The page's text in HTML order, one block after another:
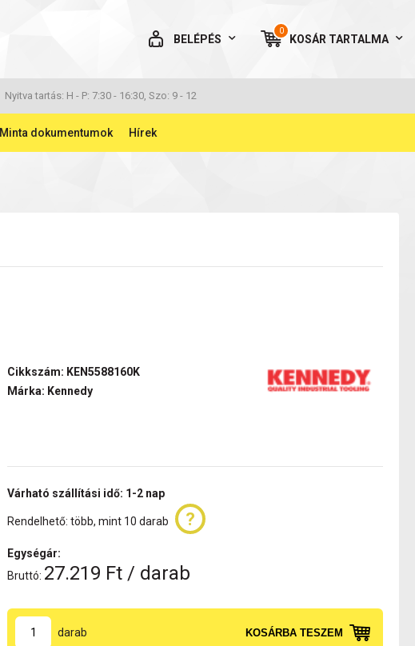
BELÉPÉS
NINCS MÉG FIÓKOM
0
KOSÁR TARTALMA
AZ ÖN KOSARA ÜRES
Nyitva tartás: H - P: 7:30 - 16:30, Szo: 9 - 12
Minta dokumentumok Hírek
Cikkszám: KEN5588160K
Márka: Kennedy
Várható szállítási idő: 1-2 nap
Rendelhető: több, mint 10 darab
Egységár:
Bruttó: 27.219 Ft / darab
darab KOSÁRBA TESZEM